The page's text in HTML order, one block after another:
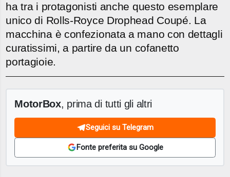
ha tra i protagonisti anche questo esemplare
unico di Rolls-Royce Drophead Coupé. La
macchina è confezionata a mano con dettagli
curatissimi, a partire da un cofanetto
portagioie.
MotorBox, prima di tutti gli altri
Seguici su Telegram
Fonte preferita su Google